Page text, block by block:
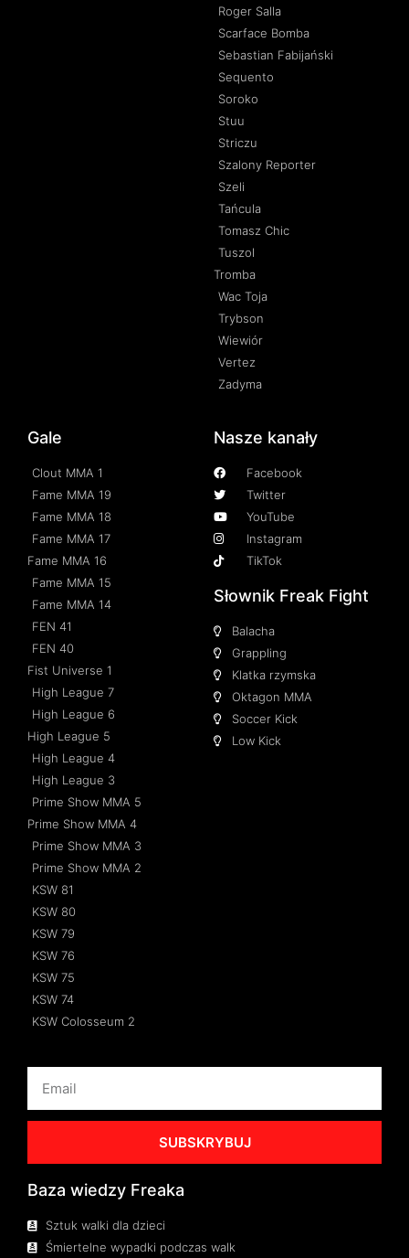
Roger Salla
Scarface Bomba
Sebastian Fabijański
Sequento
Soroko
Stuu
Striczu
Szalony Reporter
Szeli
Tańcula
Tomasz Chic
Tuszol
Tromba
Wac Toja
Trybson
Wiewiór
Vertez
Zadyma
Gale
Clout MMA 1
Fame MMA 19
Fame MMA 18
Fame MMA 17
Fame MMA 16
Fame MMA 15
Fame MMA 14
FEN 41
FEN 40
Fist Universe 1
High League 7
High League 6
High League 5
High League 4
High League 3
Prime Show MMA 5
Prime Show MMA 4
Prime Show MMA 3
Prime Show MMA 2
KSW 81
KSW 80
KSW 79
KSW 76
KSW 75
KSW 74
KSW Colosseum 2
Nasze kanały
Facebook
Twitter
YouTube
Instagram
TikTok
Słownik Freak Fight
Balacha
Grappling
Klatka rzymska
Oktagon MMA
Soccer Kick
Low Kick
SUBSKRYBUJ
Baza wiedzy Freaka
Sztuk walki dla dzieci
Śmiertelne wypadki podczas walk